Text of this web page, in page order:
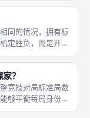
团建、校园社团活
同的情况，拥有标
定胜负，而是开启
名次，加赛分值仅
保证原三局竞技成
？
竞技对局标准局数
够平衡每局身份随
身份直接失去夺冠